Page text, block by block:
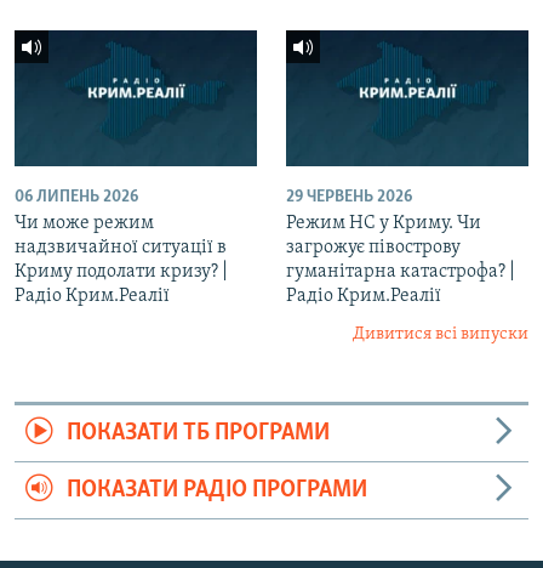
06 ЛИПЕНЬ 2026
Чи може режим
надзвичайної ситуації в
Криму подолати кризу? |
Радіо Крим.Реалії
29 ЧЕРВЕНЬ 2026
Режим НС у Криму. Чи
загрожує півострову
гуманітарна катастрофа? |
Радіо Крим.Реалії
Дивитися всі випуски
ПОКАЗАТИ ТБ ПРОГРАМИ
ПОКАЗАТИ РАДІО ПРОГРАМИ